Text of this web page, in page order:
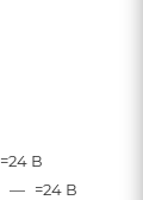
=24 В
— =24 В